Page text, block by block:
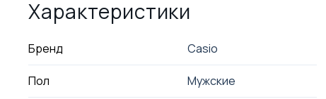
Характеристики
Бренд Casio
Пол Мужские